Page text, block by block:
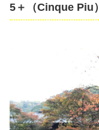
5＋（Cinque Piu）